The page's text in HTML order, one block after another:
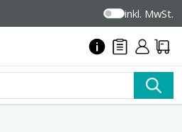
inkl. MwSt.